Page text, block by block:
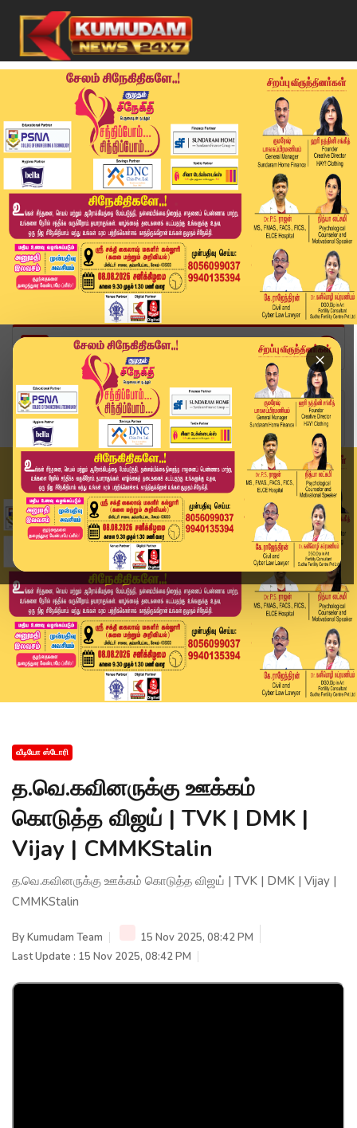
×
Home
வீடியோ ஸ்டோரி
த.வெ.கவினருக்கு ஊக்கம் கொடுத்த விஜய் | TVK | DM...
வீடியோ ஸ்டோரி
த.வெ.கவினருக்கு ஊக்கம்
கொடுத்த விஜய் | TVK | DMK |
Vijay | CMMKStalin
த.வெ.கவினருக்கு ஊக்கம் கொடுத்த விஜய் | TVK | DMK | Vijay |
CMMKStalin
ByKumudam Team
15 Nov 2025, 08:42 PM
Last Update : 15 Nov 2025, 08:42 PM